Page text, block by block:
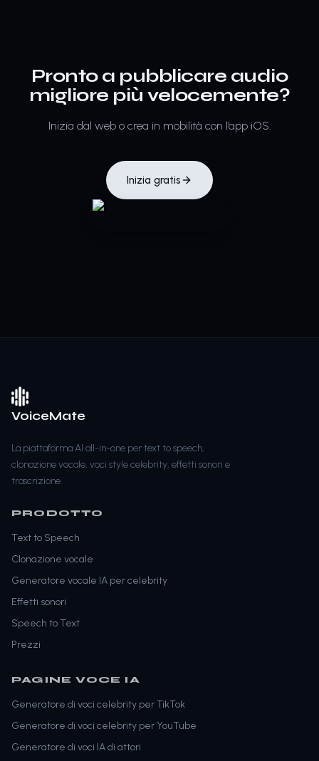
Pronto a pubblicare audio
migliore più velocemente?
Inizia dal web o crea in mobilità con l’app iOS.
Inizia gratis
VoiceMate
La piattaforma AI all-in-one per text to speech,
clonazione vocale, voci style celebrity, effetti sonori e
trascrizione.
PRODOTTO
Text to Speech
Clonazione vocale
Generatore vocale IA per celebrity
Effetti sonori
Speech to Text
Prezzi
PAGINE VOCE IA
Generatore di voci celebrity per TikTok
Generatore di voci celebrity per YouTube
Generatore di voci IA di attori